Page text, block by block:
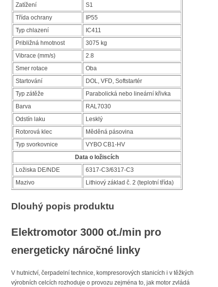
Zatížení
S1
Třída ochrany
IP55
Typ chlazení
IC411
Približná hmotnost
3075 kg
Vibrace (mm/s)
2.8
Smer rotace
Oba
Startování
DOL, VFD, Softstartér
Typ zátěže
Parabolická nebo lineární křivka
Barva
RAL7030
Odstín laku
Lesklý
Rotorová klec
Měděná pásovina
Typ svorkovnice
VYBO CB1-HV
Data o ložiscích
Ložiska DE/NDE
6317-C3/6317-C3
Mazivo
Lithiový základ č. 2 (teplotní třída)
Dlouhý popis produktu
Elektromotor 3000 ot./min pro
energeticky náročné linky
V hutnictví, čerpadelní technice, kompresorových stanicích i v těžkých
výrobních celcích rozhoduje o provozu zejména to, jak motor zvládá